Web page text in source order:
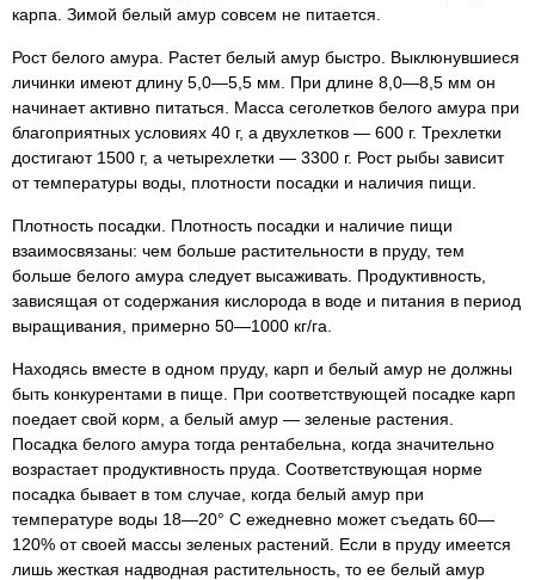
карпа. Зимой белый амур совсем не питается.
Рост белого амура. Растет белый амур быстро. Выклюнувшиеся
личинки имеют длину 5,0—5,5 мм. При длине 8,0—8,5 мм он
начинает активно питаться. Масса сеголетков белого амура при
благоприятных условиях 40 г, а двухлетков — 600 г. Трехлетки
достигают 1500 г, а четырехлетки — 3300 г. Рост рыбы зависит
от температуры воды, плотности посадки и наличия пищи.
Плотность посадки. Плотность посадки и наличие пищи
взаимосвязаны: чем больше растительности в пруду, тем
больше белого амура следует высаживать. Продуктивность,
зависящая от содержания кислорода в воде и питания в период
выращивания, примерно 50—1000 кг/га.
Находясь вместе в одном пруду, карп и белый амур не должны
быть конкурентами в пище. При соответствующей посадке карп
поедает свой корм, а белый амур — зеленые растения.
Посадка белого амура тогда рентабельна, когда значительно
возрастает продуктивность пруда. Соответствующая норме
посадка бывает в том случае, когда белый амур при
температуре воды 18—20° С ежедневно может съедать 60—
120% от своей массы зеленых растений. Если в пруду имеется
лишь жесткая надводная растительность, то ее белый амур